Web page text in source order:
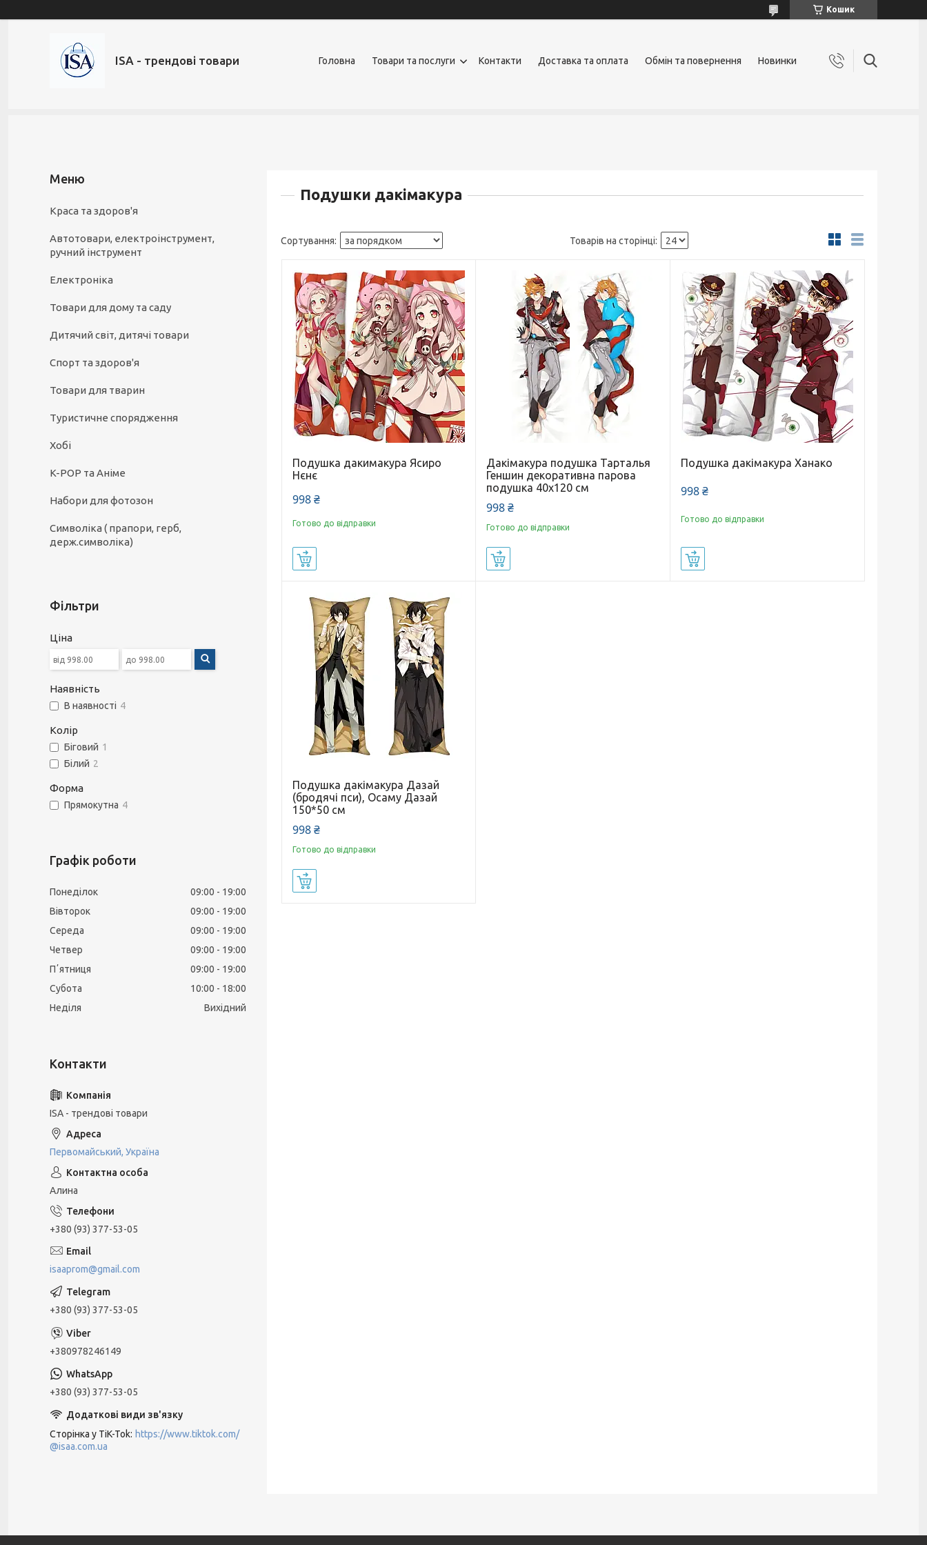
Кошик
ISA - трендові товари Головна Товари та послуги Контакти Доставка та оплата Обмін та повернення Новинки
Подушки дакімакура
Подушка дакимакура Ясиро
Нєнє
998 ₴
Готово до відправки
Дакімакура подушка Тарталья
Геншин декоративна парова
подушка 40x120 см
998 ₴
Готово до відправки
Подушка дакімакура Ханако
998 ₴
Готово до відправки
Подушка дакімакура Дазай
(бродячі пси), Осаму Дазай
150*50 см
998 ₴
Готово до відправки
Краса та здоров'я
Автотовари, електроінструмент,
ручний інструмент
Електроніка
Товари для дому та саду
Дитячий світ, дитячі товари
Спорт та здоров'я
Товари для тварин
Туристичне спорядження
Хобі
K-POP та Аніме
Набори для фотозон
Символіка ( прапори, герб,
держ.символіка)
Фільтри
Ціна
Наявність
В наявності 4
Колір
Біговий 1
Білий 2
Форма
Прямокутна 4
Графік роботи
Понеділок 09:00
19:00
Вівторок
09:00
19:00
Середа
09:00
19:00
Четвер
09:00
19:00
Пʼятниця
09:00
19:00
Субота
10:00
18:00
Неділя
Вихідний
ISA - трендові товари
Первомайський, Україна
Алина
+380 (93) 377-53-05
isaaprom@gmail.com
+380 (93) 377-53-05
+380978246149
+380 (93) 377-53-05
Сторінка у TiK-Tok https://www.tiktok.com/
@isaa.com.ua